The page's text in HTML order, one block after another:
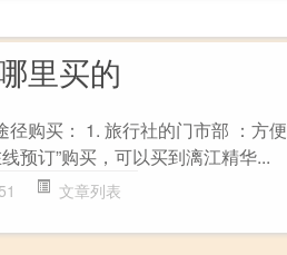
里买的
购买： 1. 旅行社的门市部 ：方
预订”购买，可以买到漓江精华...
文章列表